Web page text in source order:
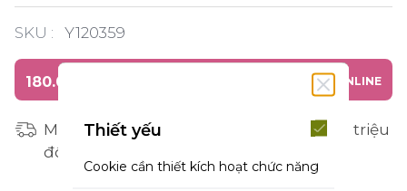
SKU : Y120359
180.000 ₫ MUA HÀNG ONLINE
Miễn phí vận chuyển cho đơn hàng từ 1 triệu
đồng
Thiết yếu
Cookie cần thiết kích hoạt chức năng